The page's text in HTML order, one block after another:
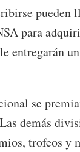
pueden
para
entregarán
se
demás
trofeos y